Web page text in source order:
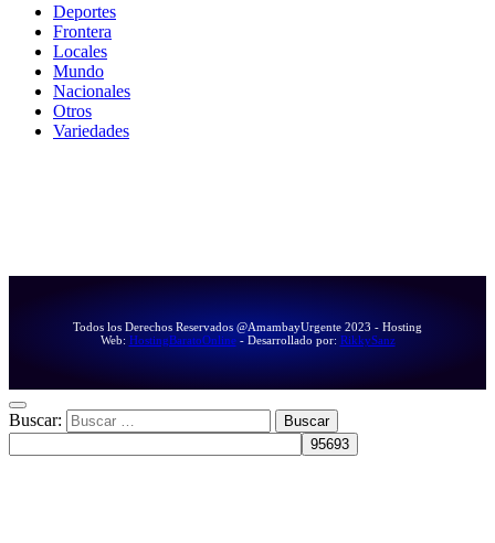
Deportes
Frontera
Locales
Mundo
Nacionales
Otros
Variedades
Todos los Derechos Reservados @AmambayUrgente 2023 - Hosting
Web: HostingBaratoOnline- Desarrollado por: RikkySanz
Buscar: